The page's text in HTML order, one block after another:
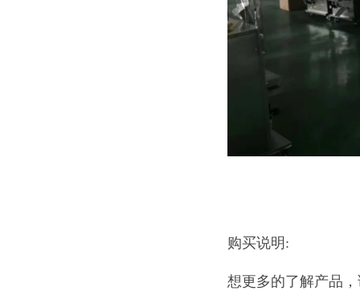
购买说明:
想更多的了解产品